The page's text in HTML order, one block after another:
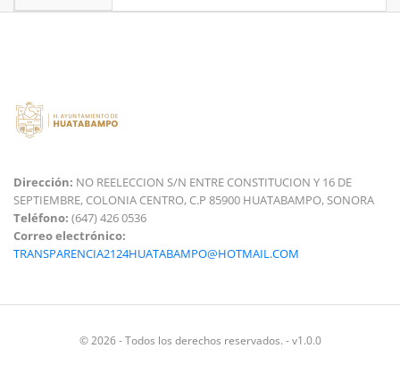
Dirección: NO REELECCION S/N ENTRE CONSTITUCION Y 16 DE
SEPTIEMBRE, COLONIA CENTRO, C.P 85900 HUATABAMPO, SONORA
Teléfono: (647) 426 0536
Correo electrónico:
TRANSPARENCIA2124HUATABAMPO@HOTMAIL.COM
© 2026 - Todos los derechos reservados. - v1.0.0